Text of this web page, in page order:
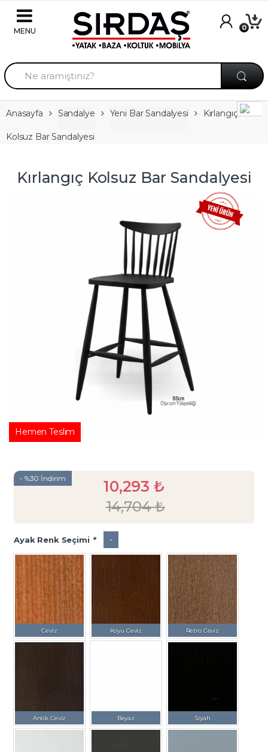
Skip to navigation
Skip to content
A
r
a
m
a
Anasayfa Sandalye Yeni Bar Sandalyesi Kırlangıç
Kolsuz Bar Sandalyesi
Kırlangıç Kolsuz Bar Sandalyesi
- %30 İndirim 10,293₺
14,704₺
Ayak Renk Seçimi *
Ceviz Koyu Ceviz Retro Ceviz
Antik Ceviz Beyaz Siyah
-
0